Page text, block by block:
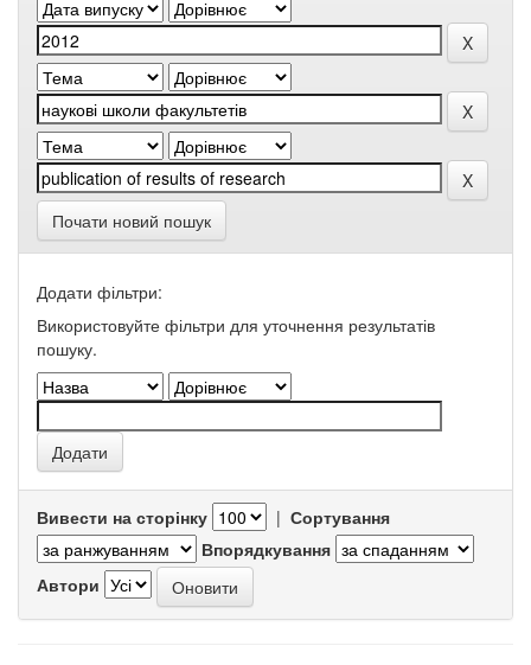
Почати новий пошук
Додати фільтри:
Використовуйте фільтри для уточнення результатів
пошуку.
Вивести на сторінку | Сортування
Впорядкування
Автори